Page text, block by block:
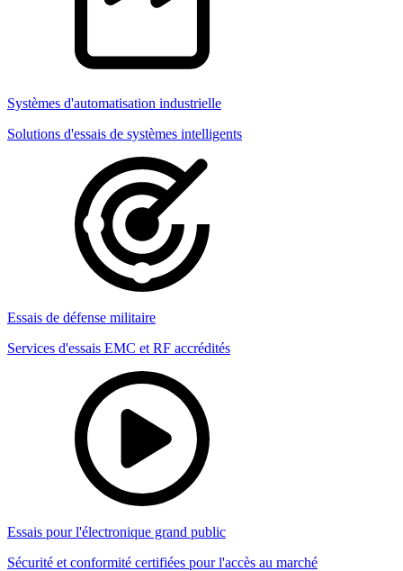
Systèmes d'automatisation industrielle
Solutions d'essais de systèmes intelligents
Essais de défense militaire
Services d'essais EMC et RF accrédités
Essais pour l'électronique grand public
Sécurité et conformité certifiées pour l'accès au marché